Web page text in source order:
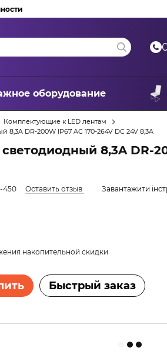
оборудование
Комплектующие к LED лентам
8,3A DR-200W IP67 AC 170-264V DC 24V 8,3A
8,3A DR-
450 Оставить отзыв Завантажити
накопительной скидки
Быстрый заказ